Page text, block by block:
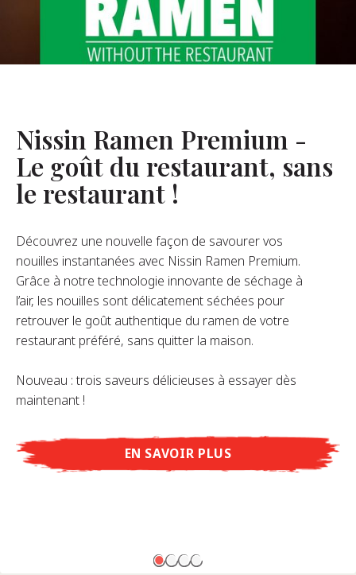
De Nous
FAQ
Nissin Ramen Premium -
Le goût du restaurant, sans
le restaurant !
Découvrez une nouvelle façon de savourer vos
nouilles instantanées avec Nissin Ramen Premium.
Grâce à notre technologie innovante de séchage à
l’air, les nouilles sont délicatement séchées pour
retrouver le goût authentique du ramen de votre
restaurant préféré, sans quitter la maison.
Nouveau : trois saveurs délicieuses à essayer dès
maintenant !
EN SAVOIR PLUS